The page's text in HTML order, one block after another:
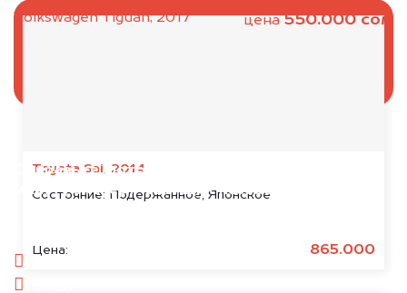
Toyota Sai, 2014
Состояние: Подержанное, Японское
Цена: 865.000
Volkswagen Tiguan, 2017
цена 550.000 сом
Выкупаем Инфинити в
Отправьте фотографии автомобиля — через
минуту эксперт-оценщик назовёт сумму.